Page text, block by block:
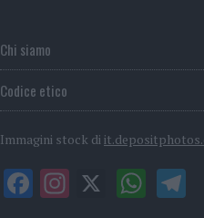
Chi siamo
Codice etico
Immagini stock di